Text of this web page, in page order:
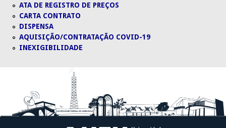
ATA DE REGISTRO DE PREÇOS
CARTA CONTRATO
DISPENSA
AQUISIÇÃO/CONTRATAÇÃO COVID-19
INEXIGIBILIDADE